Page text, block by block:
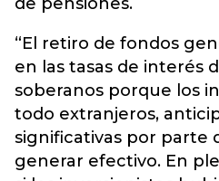
“El retiro de fondos
en las tasas de interés
soberanos porque los
todo extranjeros,
significativas por parte
generar efectivo. En